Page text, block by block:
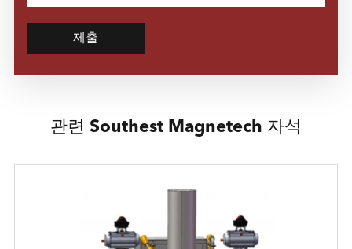
제출
관련 Southest Magnetech 자석